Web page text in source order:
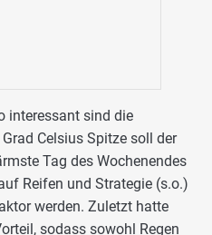
interessant sind die
Celsius Spitze soll der
Tag des Wochenendes
Reifen und Strategie (s.o.)
werden. Zuletzt hatte
sodass sowohl Regen